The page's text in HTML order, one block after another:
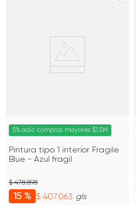
5% adic compras mayores $1.5M
Pintura tipo 1 interior Fragile
Blue - Azul fragil
15 % $ 407.063
$ 478.898
gls